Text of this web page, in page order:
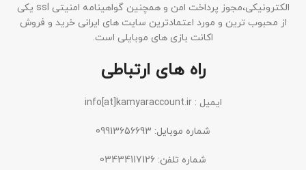
الکترونیکی،مجوز پرداخت امن و همچنین گواهینامه امنیتی ssl یکی
از محبوب ترین و مورد اعتمادترین سایت های ایرانی خرید و فروش
اکانت بازی های موبایلی است.
راه های ارتباطی
ایمیل : info[at]kamyaraccount.ir
شماره موبایل: 09913656693
شماره تلفن: 03434117126